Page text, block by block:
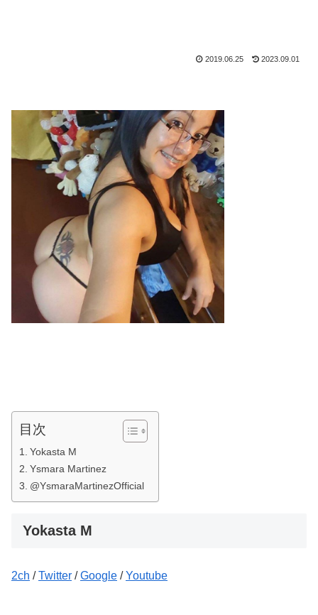
2019.06.25 2023.09.01
目次
Yokasta M
Ysmara Martinez
@YsmaraMartinezOfficial
Yokasta M
2ch /Twitter /Google /Youtube